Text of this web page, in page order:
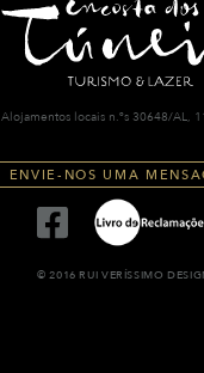
Alojamentos locais n.ºs 30648/AL,
ENVIE-NOS UMA
© 2016 RUI VERÍSSIMO